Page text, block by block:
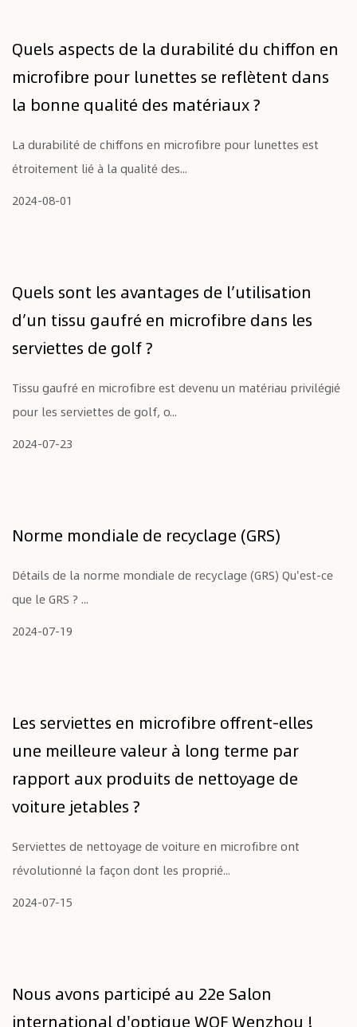
Quels aspects de la durabilité du chiffon en
microfibre pour lunettes se reflètent dans
la bonne qualité des matériaux ?
La durabilité de chiffons en microfibre pour lunettes est
étroitement lié à la qualité des...
2024-08-01
Quels sont les avantages de l’utilisation
d’un tissu gaufré en microfibre dans les
serviettes de golf ?
Tissu gaufré en microfibre est devenu un matériau privilégié
pour les serviettes de golf, o...
2024-07-23
Norme mondiale de recyclage (GRS)
Détails de la norme mondiale de recyclage (GRS) Qu'est-ce
que le GRS ? ...
2024-07-19
Les serviettes en microfibre offrent-elles
une meilleure valeur à long terme par
rapport aux produits de nettoyage de
voiture jetables ?
Serviettes de nettoyage de voiture en microfibre ont
révolutionné la façon dont les proprié...
2024-07-15
Nous avons participé au 22e Salon
international d'optique WOF Wenzhou !